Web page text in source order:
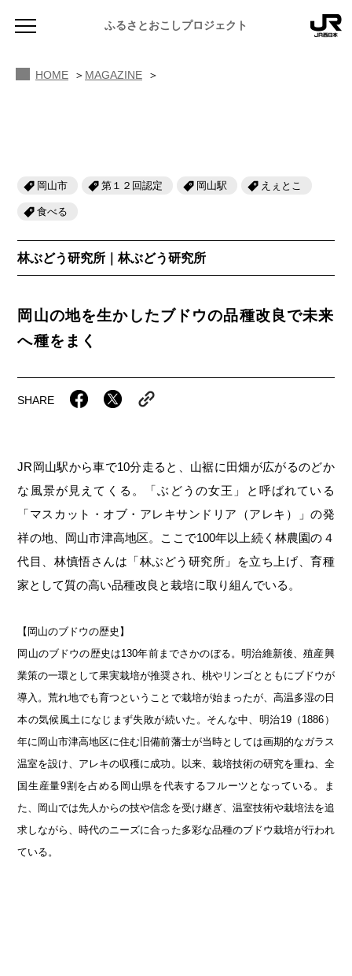
ふるさとおこしプロジェクト
NEWS
MAGAZINE
地域のよみもの
人・もの・こと
JR西日本グループのおみやげ開発
みんなのドーナツ
せとうちの果実 清涼飲料水
雑貨シリーズ
恋するジャージー 瀬戸田レモン
蒜山ショコラ
せとうちのおいしいシリーズ
生スフレ ふわり～ぬ
マップ・一覧から探す
カテゴリー・タグ・キーワードから探す
第16回 Re： 未来へつなぐ人
第14回 持続と進化 第13回 せとうちの海を育む山々
第10回 岡山・備後の果物
第8回 岡山市 第7回 美作市/西粟倉村/奈義町/勝央町
第6回 瀬戸内市/備前市/和気町/赤磐市 第5回 津山市/鏡野町/吉備中央町/久米南町/美咲町
第4回 倉敷市/玉野市/浅口市/里庄町 第3回 尾道市/福山市/笠岡市/府中市
第2回 真庭市/新庄村 第1回
ふるさとあっ晴れ認定とは デジタルカタログ
TRAIN
SAKU美SAKU楽
SETOUCHI TRAIN
La Malle de Bois
JR岡山の地域共生
ふるさとおこしプロジェクトとは
活動内容
林ぶどう研究所
HOME MAGAZINE
岡山市 第１２回認定 岡山駅 えぇとこ
食べる
林ぶどう研究所｜林ぶどう研究所
岡山の地を生かしたブドウの品種改良で未来
へ種をまく
SHARE
JR岡山駅から車で10分走ると、山裾に田畑が広がるのどか
な風景が見えてくる。「ぶどうの女王」と呼ばれている
「マスカット・オブ・アレキサンドリア（アレキ）」の発
祥の地、岡山市津高地区。ここで100年以上続く林農園の４
代目、林慎悟さんは「林ぶどう研究所」を立ち上げ、育種
家として質の高い品種改良と栽培に取り組んでいる。
【岡山のブドウの歴史】
岡山のブドウの歴史は130年前までさかのぼる。明治維新後、殖産興
業策の一環として果実栽培が推奨され、桃やリンゴとともにブドウが
導入。荒れ地でも育つということで栽培が始まったが、高温多湿の日
本の気候風土になじまず失敗が続いた。そんな中、明治19（1886）
年に岡山市津高地区に住む旧備前藩士が当時としては画期的なガラス
温室を設け、アレキの収穫に成功。以来、栽培技術の研究を重ね、全
国生産量9割を占める岡山県を代表するフルーツとなっている。ま
た、岡山では先人からの技や信念を受け継ぎ、温室技術や栽培法を追
求しながら、時代のニーズに合った多彩な品種のブドウ栽培が行われ
ている。